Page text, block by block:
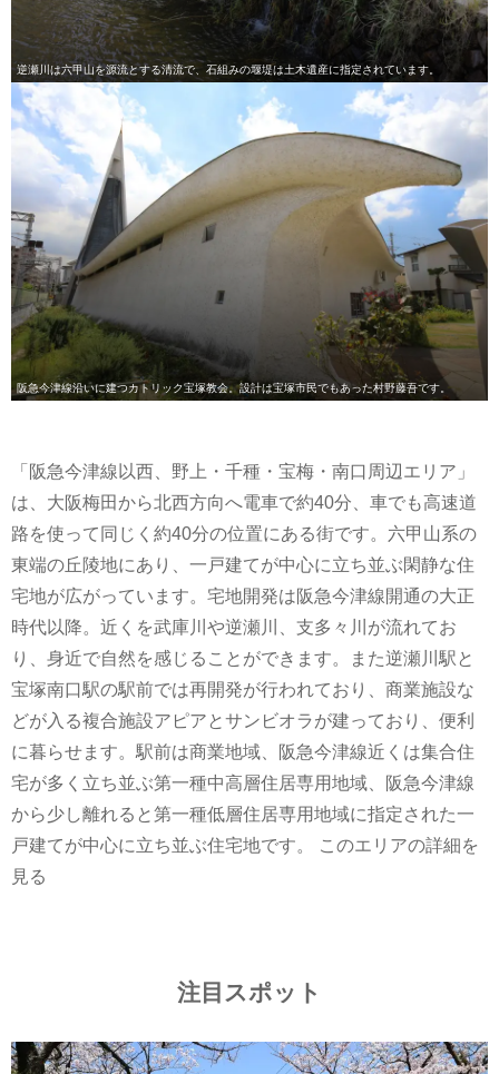
逆瀬川は六甲山を源流とする清流で、石組みの堰堤は土木遺産に指定されています。
阪急今津線沿いに建つカトリック宝塚教会。設計は宝塚市民でもあった村野藤吾です。
「阪急今津線以西、野上・千種・宝梅・南口周辺エリア」
は、大阪梅田から北西方向へ電車で約40分、車でも高速道
路を使って同じく約40分の位置にある街です。六甲山系の
東端の丘陵地にあり、一戸建てが中心に立ち並ぶ閑静な住
宅地が広がっています。宅地開発は阪急今津線開通の大正
時代以降。近くを武庫川や逆瀬川、支多々川が流れてお
り、身近で自然を感じることができます。また逆瀬川駅と
宝塚南口駅の駅前では再開発が行われており、商業施設な
どが入る複合施設アピアとサンビオラが建っており、便利
に暮らせます。駅前は商業地域、阪急今津線近くは集合住
宅が多く立ち並ぶ第一種中高層住居専用地域、阪急今津線
から少し離れると第一種低層住居専用地域に指定された一
戸建てが中心に立ち並ぶ住宅地です。
このエリアの詳細を
見る
注目スポット